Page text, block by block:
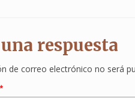
respuesta
de correo electrónico no será
*